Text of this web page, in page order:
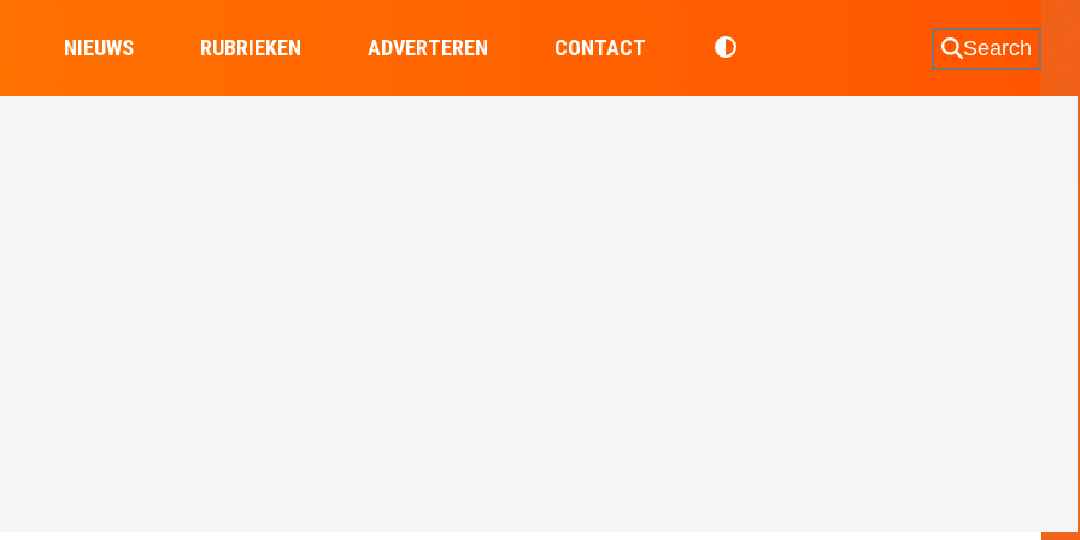
NIEUWS RUBRIEKEN ADVERTEREN CONTACT Search